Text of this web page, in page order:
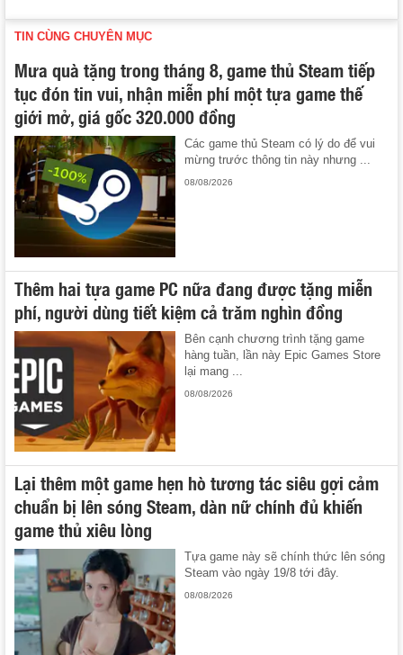
TIN CÙNG CHUYÊN MỤC
Mưa quà tặng trong tháng 8, game thủ Steam tiếp
tục đón tin vui, nhận miễn phí một tựa game thế
giới mở, giá gốc 320.000 đồng
Các game thủ Steam có lý do để vui
mừng trước thông tin này nhưng ...
08/08/2026
Thêm hai tựa game PC nữa đang được tặng miễn
phí, người dùng tiết kiệm cả trăm nghìn đồng
Bên cạnh chương trình tặng game
hàng tuần, lần này Epic Games Store
lại mang ...
08/08/2026
Lại thêm một game hẹn hò tương tác siêu gợi cảm
chuẩn bị lên sóng Steam, dàn nữ chính đủ khiến
game thủ xiêu lòng
Tựa game này sẽ chính thức lên sóng
Steam vào ngày 19/8 tới đây.
08/08/2026